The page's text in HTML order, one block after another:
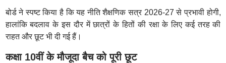
बोर्ड ने स्पष्ट किया है कि यह नीति शैक्षणिक सत्र 2026-27 से प्रभावी होगी,
हालांकि बदलाव के इस दौर में छात्रों के हितों की रक्षा के लिए कई तरह की
राहत और छूट भी दी गई हैं।
कक्षा 10वीं के मौजूदा बैच को पूरी छूट